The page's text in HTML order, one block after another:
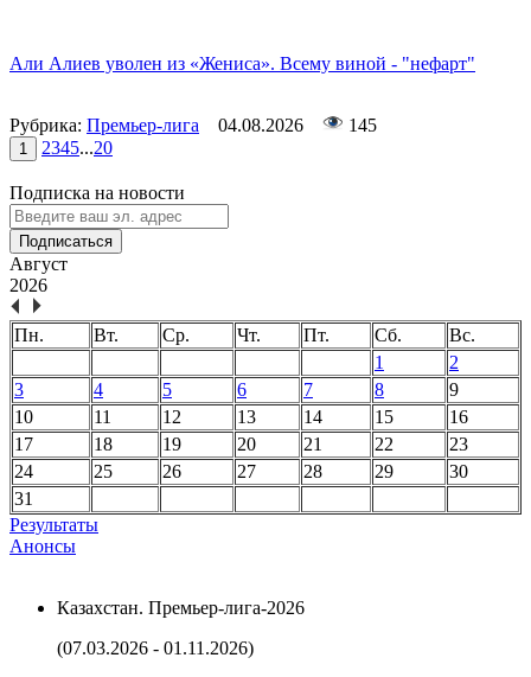
Али Алиев уволен из «Жениса». Всему виной - "нефарт"
Рубрика: Премьер-лига 04.08.2026 145
1 2345...20
Подписка на новости
Подписаться
Август
2026
Пн. Вт. Ср. Чт. Пт. Сб.
Вс.
1
2
3
4 5 6 7 8
9
10
11 12 13 14 15
16
17
18 19 20 21 22
23
24
25 26 27 28 29
30
31
Результаты
Анонсы
Казахстан. Премьер-лига-2026
(07.03.2026 - 01.11.2026)